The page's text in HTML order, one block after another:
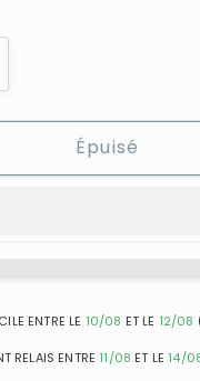
Épuisé
ENTRE LE 10/08 ET LE 12/08
RELAIS ENTRE 11/08 ET LE 14/